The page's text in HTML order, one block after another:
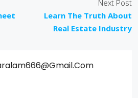
Next Post
Learn The Truth About
Real Estate Industry